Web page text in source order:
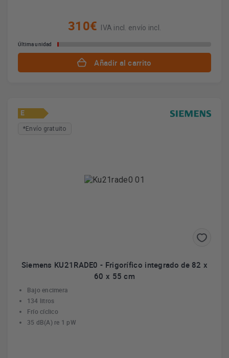
310€ IVA incl. envío incl.
Última unidad
Añadir al carrito
E
*Envío gratuito
Siemens KU21RADE0 - Frigorífico integrado de 82 x
60 x 55 cm
Bajo encimera
134 litros
Frío cíclico
35 dB(A) re 1 pW